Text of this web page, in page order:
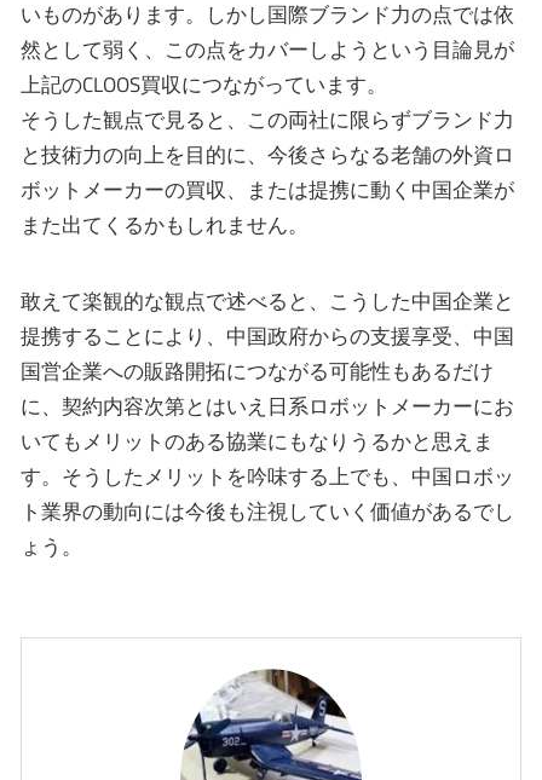
いものがあります。しかし国際ブランド力の点では依
然として弱く、この点をカバーしようという目論見が
上記のCLOOS買収につながっています。
そうした観点で見ると、この両社に限らずブランド力
と技術力の向上を目的に、今後さらなる老舗の外資ロ
ボットメーカーの買収、または提携に動く中国企業が
また出てくるかもしれません。
敢えて楽観的な観点で述べると、こうした中国企業と
提携することにより、中国政府からの支援享受、中国
国営企業への販路開拓につながる可能性もあるだけ
に、契約内容次第とはいえ日系ロボットメーカーにお
いてもメリットのある協業にもなりうるかと思えま
す。そうしたメリットを吟味する上でも、中国ロボッ
ト業界の動向には今後も注視していく価値があるでし
ょう。